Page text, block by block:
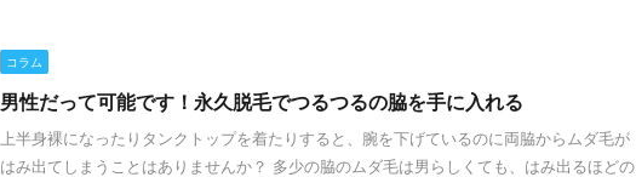
コラム
男性だって可能です！永久脱毛でつるつるの脇を手に入れる
上半身裸になったりタンクトップを着たりすると、腕を下げているのに両脇からムダ毛が
はみ出てしまうことはありませんか？ 多少の脇のムダ毛は男らしくても、はみ出るほどの